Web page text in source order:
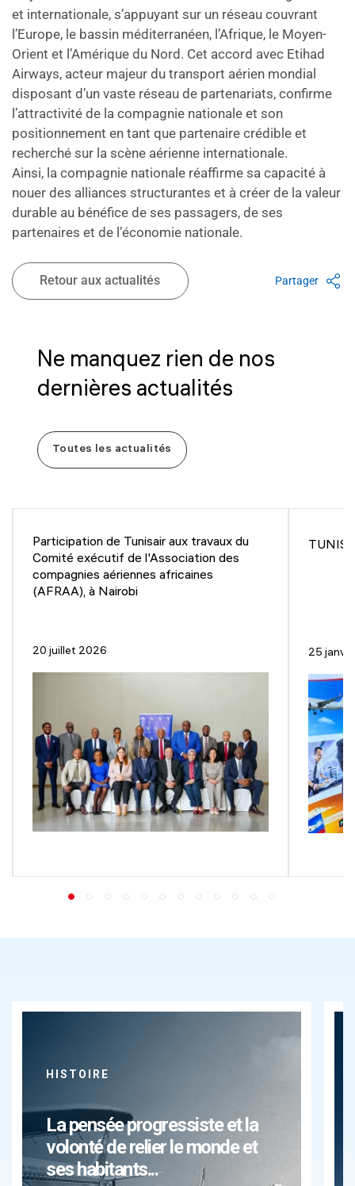
et internationale, s’appuyant sur un réseau couvrant
l’Europe, le bassin méditerranéen, l’Afrique, le Moyen-
Orient et l’Amérique du Nord. Cet accord avec Etihad
Airways, acteur majeur du transport aérien mondial
disposant d’un vaste réseau de partenariats, confirme
l’attractivité de la compagnie nationale et son
positionnement en tant que partenaire crédible et
recherché sur la scène aérienne internationale.
Ainsi, la compagnie nationale réaffirme sa capacité à
nouer des alliances structurantes et à créer de la valeur
durable au bénéfice de ses passagers, de ses
partenaires et de l’économie nationale.
Retour aux actualités Partager
Ne manquez rien de nos
dernières actualités
Toutes les actualités
Participation de Tunisair aux travaux du
Comité exécutif de l'Association des
compagnies aériennes africaines
(AFRAA), à Nairobi
20 juillet 2026 25
HISTOIRE
La pensée progressiste et la
volonté de relier le monde et
ses habitants...